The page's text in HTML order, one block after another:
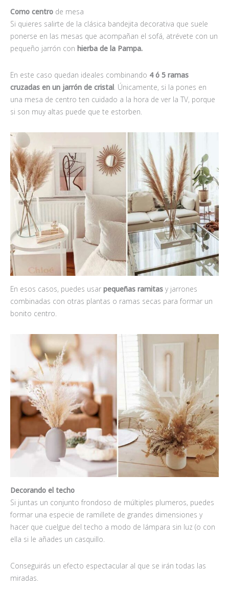
Como centro de mesa
Si quieres salirte de la clásica bandejita decorativa que suele
ponerse en las mesas que acompañan el sofá, atrévete con un
pequeño jarrón con hierba de la Pampa.
En este caso quedan ideales combinando 4 ó 5 ramas
cruzadas en un jarrón de cristal. Únicamente, si la pones en
una mesa de centro ten cuidado a la hora de ver la TV, porque
si son muy altas puede que te estorben.
En esos casos, puedes usar pequeñas ramitas y jarrones
combinadas con otras plantas o ramas secas para formar un
bonito centro.
Decorando el techo
Si juntas un conjunto frondoso de múltiples plumeros, puedes
formar una especie de ramillete de grandes dimensiones y
hacer que cuelgue del techo a modo de lámpara sin luz (o con
ella si le añades un casquillo.
Conseguirás un efecto espectacular al que se irán todas las
miradas.